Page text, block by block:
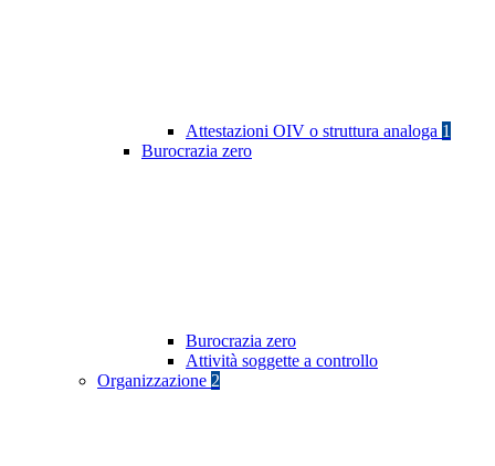
Attestazioni OIV o struttura analoga 1
Burocrazia zero
Burocrazia zero
Attività soggette a controllo
Organizzazione 2